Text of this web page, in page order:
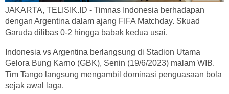
JAKARTA, TELISIK.ID - Timnas Indonesia berhadapan
dengan Argentina dalam ajang FIFA Matchday. Skuad
Garuda dilibas 0-2 hingga babak kedua usai.
Indonesia vs Argentina berlangsung di Stadion Utama
Gelora Bung Karno (GBK), Senin (19/6/2023) malam WIB.
Tim Tango langsung mengambil dominasi penguasaan bola
sejak awal laga.